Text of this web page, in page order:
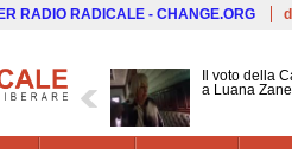
RADIO RADICALE - CHANGE.ORG
Il voto della
a Luana